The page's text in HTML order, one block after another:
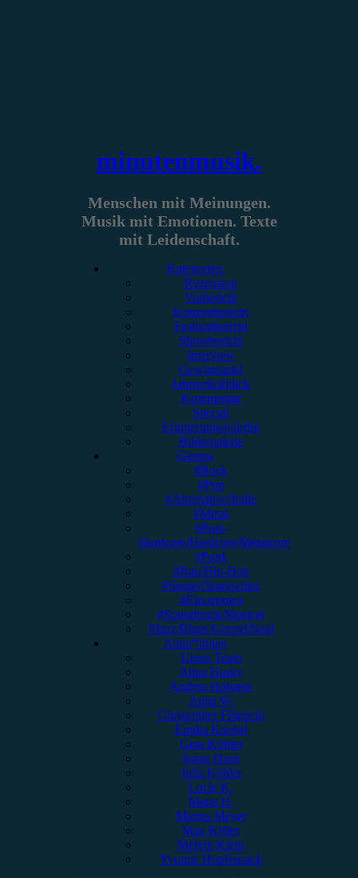
minutenmusik.
Menschen mit Meinungen.
Musik mit Emotionen. Texte
mit Leidenschaft.
Kategorien
Rezension
Vorbericht
Konzertbericht
Festivalbericht
Showbericht
Interview
Gewinnspiel
Jahresrückblick
Kommentar
Special
Erinnerungswürdig
Bildergalerie
Genres
#Rock
#Pop
#Alternative/Indie
#Metal
#Post-
Hardcore/Hardcore/Metalcore
#Punk
#Rap/Hip-Hop
#Singer/Songwriter
#Electronica
#Soundtrack/Musical
#Jazz/Blues/Gospel/Soul
Autor*innen
Unser Team
Alina Hasky
Andrea Holstein
Anna W.
Christopher Filipecki
Emilia Knebel
Gina Köhler
Jonas Horn
Julia Köhler
Lucie K.
Marie H.
Marius Meyer
Max Keller
Melvin Klein
Yvonne Hopfensack